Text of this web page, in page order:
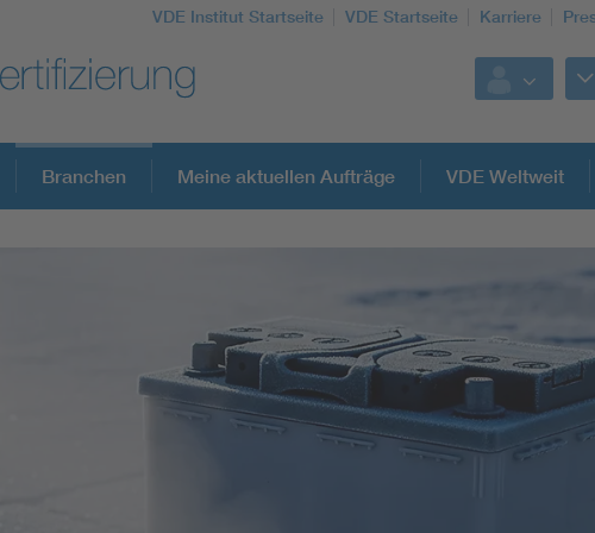
VDE Institut Startseite VDE Startseite Karriere
Assisted Living
Branchen Meine aktuellen Aufträge VDE Weltweit